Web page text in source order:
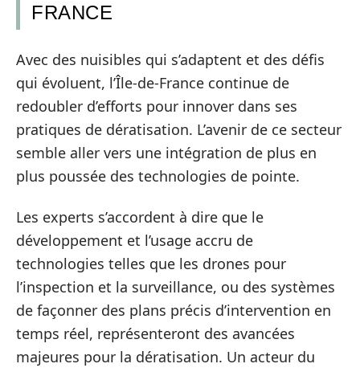
FRANCE
Avec des nuisibles qui s’adaptent et des défis
qui évoluent, l’Île-de-France continue de
redoubler d’efforts pour innover dans ses
pratiques de dératisation. L’avenir de ce secteur
semble aller vers une intégration de plus en
plus poussée des technologies de pointe.
Les experts s’accordent à dire que le
développement et l’usage accru de
technologies telles que les drones pour
l’inspection et la surveillance, ou des systèmes
de façonner des plans précis d’intervention en
temps réel, représenteront des avancées
majeures pour la dératisation. Un acteur du